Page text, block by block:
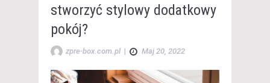
stworzyć stylowy dodatkowy
pokój?
zpre-box.com.pl | Maj 20, 2022